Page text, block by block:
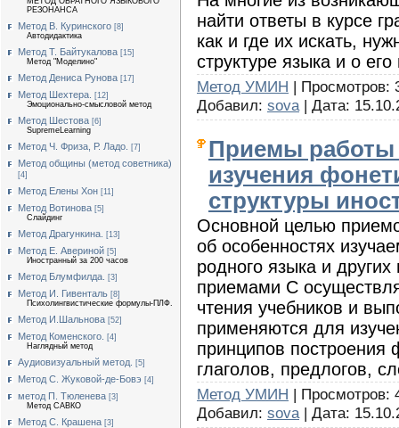
РЕЗОНАНСА
Метод В. Куринского [8]
Автодидактика
Метод Т. Байтукалова [15]
Метод "Моделино"
Метод Дениса Рунова [17]
Метод Шехтера.
[12]
Эмоционально-смысловой метод
Метод Шестова [6]
SupremeLearning
Метод Ч. Фриза, Р. Ладо. [7]
Метод общины (метод советника)
[4]
Метод Елены Хон [11]
Метод Вотинова [5]
Слайдинг
Метод Драгункина. [13]
Метод Е. Авериной [5]
Иностранный за 200 часов
Метод Блумфилда. [3]
Метод И. Гивенталь [8]
Психолингвистические формулы-ПЛФ.
Метод И.Шальнова [52]
Метод Коменского.
[4]
Наглядный метод
Аудиовизуальный метод. [5]
Метод С. Жуковой-де-Бовэ [4]
метод П. Тюленева [3]
Метод САВКО
Метод С. Крашена [3]
найти ответы в курсе
как и где их искать,
структуре языка и о
Метод УМИН | Просмотров:
Добавил: sova | Дата:
Приемы работы
изучения
структуры
Основной целью
об особенностях
родного языка и
приемами С
чтения учебников и
применяются для
принципов построения
глаголов, предлогов,
Метод УМИН | Просмотров:
Добавил: sova | Дата: